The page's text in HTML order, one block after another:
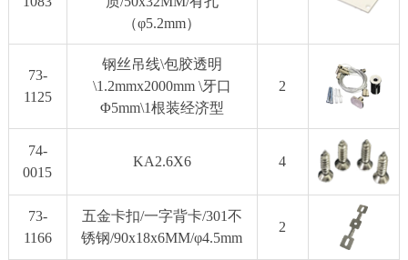
（φ5.2mm）
73-
1125
钢丝吊线\包胶透明
\1.2mmx2000mm \牙口
Φ5mm\1根装经济型
2
74-
0015
KA2.6X6 4
73-
1166
五金卡扣/一字背卡/301不
锈钢/90x18x6MM/φ4.5mm
2